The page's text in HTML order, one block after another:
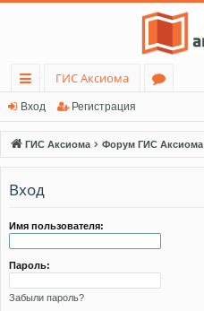
с
ы
лк
и
ГИС Аксиома
ру
м
Вход Регистрация
ГИС Аксиома Форум ГИС Аксиома
Вход
Имя пользователя:
Пароль:
Забыли пароль?